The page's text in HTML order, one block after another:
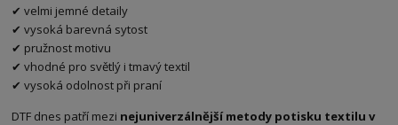
✔ velmi jemné detaily
✔ vysoká barevná sytost
✔ pružnost motivu
✔ vhodné pro světlý i tmavý textil
✔ vysoká odolnost při praní
DTF dnes patří mezi nejuniverzálnější metody potisku textilu v